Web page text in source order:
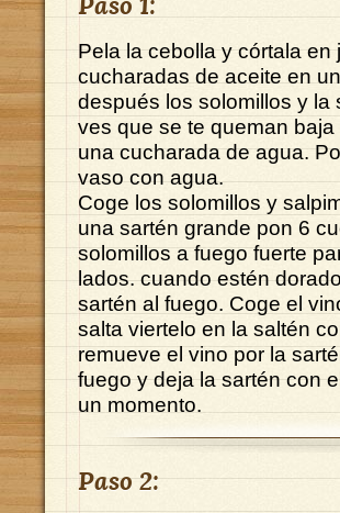
Pela la cebolla y córtala
cucharadas de aceite en
después los solomillos y la
ves que se te queman
una cucharada de agua.
vaso con agua.
Coge los solomillos y
una sartén grande pon 6
solomillos a fuego fuerte
lados. cuando estén
sartén al fuego. Coge el
salta viertelo en la saltén
remueve el vino por la
fuego y deja la sartén con
un momento.
Paso 2: